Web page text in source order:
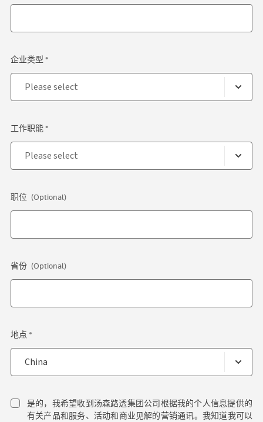
企业类型 *
工作职能 *
职位 (Optional)
省份 (Optional)
地点 *
是的，我希望收到汤森路透集团公司根据我的个人信息提供的
有关产品和服务、活动和商业见解的营销通讯。我知道我可以